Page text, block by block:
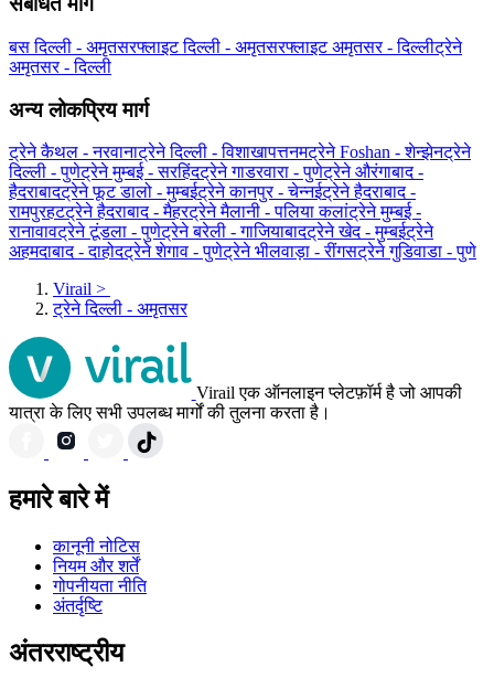
बस दिल्ली - अमृतसरफ्लाइट दिल्ली - अमृतसरफ्लाइट अमृतसर - दिल्लीट्रेने
अमृतसर - दिल्ली
अन्य लोकप्रिय मार्ग
ट्रेने कैथल - नरवानाट्रेने दिल्ली - विशाखापत्तनमट्रेने Foshan - शेन्झेनट्रेने
दिल्ली - पुणेट्रेने मुम्बई - सरहिंदट्रेने गाडरवारा - पुणेट्रेने औरंगाबाद -
हैदराबादट्रेने फूट डालो - मुम्बईट्रेने कानपुर - चेन्नईट्रेने हैदराबाद -
रामपुरहटट्रेने हैदराबाद - मैहरट्रेने मैलानी - पलिया कलांट्रेने मुम्बई -
रानावावट्रेने टूंडला - पुणेट्रेने बरेली - गाजियाबादट्रेने खेद - मुम्बईट्रेने
अहमदाबाद - दाहोदट्रेने शेगाव - पुणेट्रेने भीलवाड़ा - रींगसट्रेने गुडिवाडा - पुणे
Virail >
ट्रेने दिल्ली - अमृतसर
Virail एक ऑनलाइन प्लेटफ़ॉर्म है जो आपकी
यात्रा के लिए सभी उपलब्ध मार्गों की तुलना करता है।
हमारे बारे में
कानूनी नोटिस
नियम और शर्तें
गोपनीयता नीति
अंतर्दृष्टि
अंतरराष्ट्रीय